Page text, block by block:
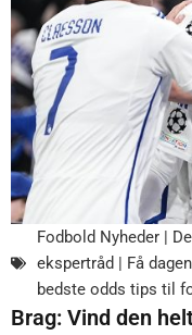
Fodbold Nyheder |
ekspertråd | Få
bedste odds tips til
Brag: Vind den